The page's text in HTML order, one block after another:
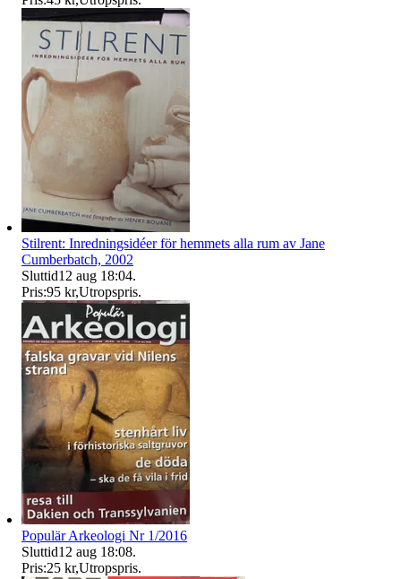
Stilrent: Inredningsidéer för hemmets alla rum av Jane
Cumberbatch, 2002
Sluttid12 aug 18:04.
Pris:95 kr,Utropspris.
Populär Arkeologi Nr 1/2016
Sluttid12 aug 18:08.
Pris:25 kr,Utropspris.